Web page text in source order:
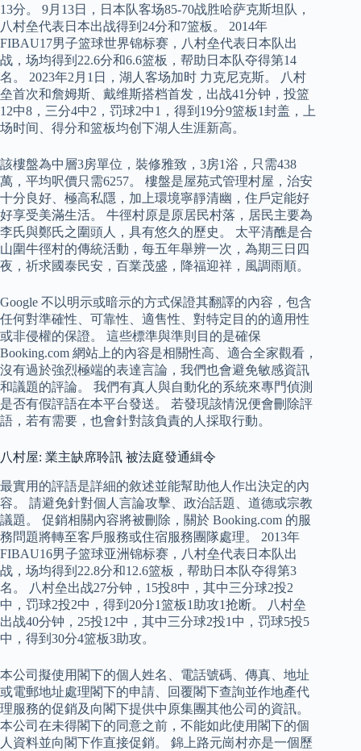
13分。 9月13日，日本队客场85-70战胜哈萨克斯坦队，
八村垒代表日本出战得到24分和7篮板。 2014年
FIBAU17男子篮球世界锦标赛，八村垒代表日本队出
战，场均得到22.6分和6.6篮板，帮助日本队夺得第14
名。 2023年2月1日，湖人客场加时 力克尼克斯。 八村
垒首次和詹姆斯、戴维斯搭档首发，出战41分钟，投篮
12中8，三分4中2，罚球2中1，得到19分9篮板1封盖，上
场时间、得分和篮板均创下湖人生涯新高。
該樓盤為中層3房單位，裝修雅致，3房1浴，只需438
萬，平均呎價只需6257。 樓盤是屋苑式管理村屋，治安
十分良好、極高私隱，加上環境寧靜清幽，住戶定能好
好享受美滿生活。 牛徑村原是原居民村落，居民主要為
李氏與鄭氏之圍頭人，具有悠久的歷史。 太平清醮是合
山圍牛徑村的傳統活動，每五年舉辨一次，為期三日四
夜，祈求國泰民安，百業茂盛，降福迎祥，風調雨順。
Google 不以明示或暗示的方式保證其翻譯的內容，包含
任何對準確性、可靠性、適售性、對特定目的的適用性
或非侵權的保證。 這些標準與準則目的是確保
Booking.com 網站上的內容是相關性高、適合全家觀看，
沒有過於強烈極端的表達言論，我們也會避免敏感資訊
和議題的評論。 我們有真人與自動化的系統來專門偵測
是否有假評語在本平台發送。 若發現該情況便會刪除評
語，若有需要，也會針對該負責的人採取行動。
八村屋: 業主缺席聆訊 被法庭發通緝令
最實用的評語是詳細的敘述並能幫助他人作出決定的內
容。 請避免針對個人言論攻擊、政治話題、道德或宗教
議題。 促銷相關內容將被刪除，關於 Booking.com 的服
務問題將轉至客戶服務或住宿服務團隊處理。 2013年
FIBAU16男子篮球亚洲锦标赛，八村垒代表日本队出
战，场均得到22.8分和12.6篮板，帮助日本队夺得第3
名。 八村垒出战27分钟，15投8中，其中三分球2投2
中，罚球2投2中，得到20分1篮板1助攻1抢断。 八村垒
出战40分钟，25投12中，其中三分球2投1中，罚球5投5
中，得到30分4篮板3助攻。
本公司擬使用閣下的個人姓名、電話號碼、傳真、地址
或電郵地址處理閣下的申請、回覆閣下查詢並作地產代
理服務的促銷及向閣下提供中原集團其他公司的資訊。
本公司在未得閣下的同意之前，不能如此使用閣下的個
人資料並向閣下作直接促銷。 錦上路元崗村亦是一個歷